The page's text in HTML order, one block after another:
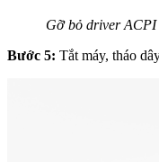
Gỡ bỏ driver ACPI
Bước 5: Tắt máy, tháo